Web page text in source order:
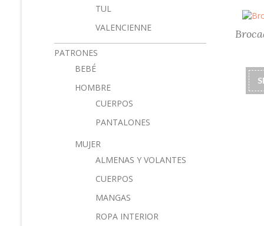
TUL
VALENCIENNE
PATRONES
BEBÉ
HOMBRE
CUERPOS
PANTALONES
MUJER
ALMENAS Y VOLANTES
CUERPOS
MANGAS
ROPA INTERIOR